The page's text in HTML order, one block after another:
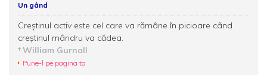
Un gând
Creştinul activ este cel care va rămâne în picioare când
creştinul mândru va cădea.
William Gurnall
Pune-l pe pagina ta